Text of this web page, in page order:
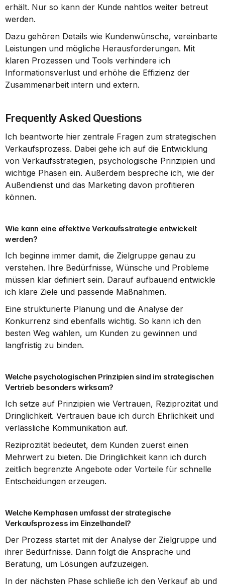
erhält. Nur so kann der Kunde nahtlos weiter betreut
werden.
Dazu gehören Details wie Kundenwünsche, vereinbarte
Leistungen und mögliche Herausforderungen. Mit
klaren Prozessen und Tools verhindere ich
Informationsverlust und erhöhe die Effizienz der
Zusammenarbeit intern und extern.
Frequently Asked Questions
Ich beantworte hier zentrale Fragen zum strategischen
Verkaufsprozess. Dabei gehe ich auf die Entwicklung
von Verkaufsstrategien, psychologische Prinzipien und
wichtige Phasen ein. Außerdem bespreche ich, wie der
Außendienst und das Marketing davon profitieren
können.
Wie kann eine effektive Verkaufsstrategie entwickelt
werden?
Ich beginne immer damit, die Zielgruppe genau zu
verstehen. Ihre Bedürfnisse, Wünsche und Probleme
müssen klar definiert sein. Darauf aufbauend entwickle
ich klare Ziele und passende Maßnahmen.
Eine strukturierte Planung und die Analyse der
Konkurrenz sind ebenfalls wichtig. So kann ich den
besten Weg wählen, um Kunden zu gewinnen und
langfristig zu binden.
Welche psychologischen Prinzipien sind im strategischen
Vertrieb besonders wirksam?
Ich setze auf Prinzipien wie Vertrauen, Reziprozität und
Dringlichkeit. Vertrauen baue ich durch Ehrlichkeit und
verlässliche Kommunikation auf.
Reziprozität bedeutet, dem Kunden zuerst einen
Mehrwert zu bieten. Die Dringlichkeit kann ich durch
zeitlich begrenzte Angebote oder Vorteile für schnelle
Entscheidungen erzeugen.
Welche Kernphasen umfasst der strategische
Verkaufsprozess im Einzelhandel?
Der Prozess startet mit der Analyse der Zielgruppe und
ihrer Bedürfnisse. Dann folgt die Ansprache und
Beratung, um Lösungen aufzuzeigen.
In der nächsten Phase schließe ich den Verkauf ab und